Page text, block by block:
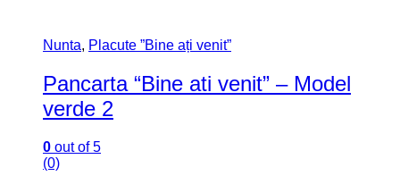
Nunta, Placute ”Bine ați venit”
Pancarta “Bine ati venit” – Model
verde 2
0 out of 5
(0)